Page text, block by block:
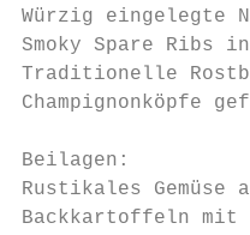
Würzig eingelegte
Smoky Spare Ribs
Traditionelle
Champignonköpfe
Beilagen:
Rustikales Gemüse
Backkartoffeln mit